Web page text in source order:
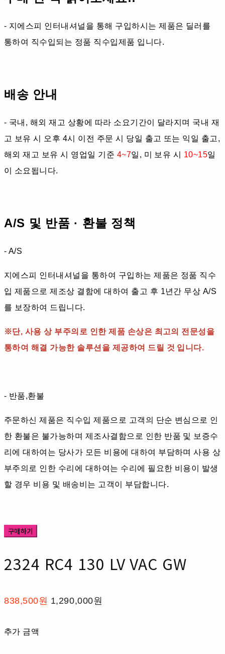
- 지에스피 인터내셔널을 통해 구입하시는 제품은 딜러를
통하여 직수입되는 정품 직수입제품 입니다.
배송 안내
- 국내, 해외 재고 상황에 따라 소요기간이 달라지며 국내 재
고 보유 시 오후 4시 이전 주문 시 당일 출고 또는 익일 출고,
해외 재고 보유 시 영업일 기준 4~7일, 미 보유 시 10~15일
이 소요됩니다.
A/S 및 반품 · 환불 정책
- A/S
지에스피 인터내셔널을 통하여 구입하는 제품은 정품 직수
입 제품으로 제조상 결함에 대하여 출고 후 1년간 무상 A/S
를 보장하여 드립니다.
※단, 사용 상 부주의로 인한 제품 손상은 최고의 전문성을
통하여 해결 가능한 솔루션을 제공하여 드릴 것 입니다.
- 반품,환불
주문하신 제품은 직수입 제품으로 고객의 단순 변심으로 인
한 환불은 불가능하며 제조사결함으로 인한 반품 및 보증수
리에 대하여는 당사가 모든 비용에 대하여 부담하며 사용 상
부주의로 인한 수리에 대하여는 수리에 필요한 비용이 발생
할 경우 비용 및 배송비는 고객이 부담합니다.
구매하기
2324 RC4 130 LV VAC GW
838,500원 1,290,000원
추가 금액